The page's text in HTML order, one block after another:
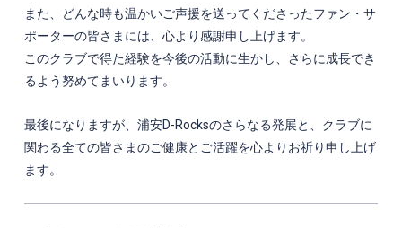
また、どんな時も温かいご声援を送ってくださったファン・サ
ポーターの皆さまには、心より感謝申し上げます。
このクラブで得た経験を今後の活動に生かし、さらに成長でき
るよう努めてまいります。
最後になりますが、浦安D-Rocksのさらなる発展と、クラブに
関わる全ての皆さまのご健康とご活躍を心よりお祈り申し上げ
ます。